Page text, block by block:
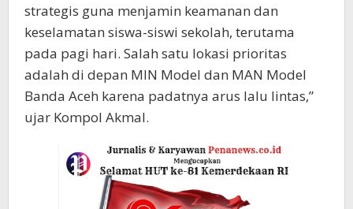
strategis guna menjamin keamanan dan
keselamatan siswa-siswi sekolah, terutama
pada pagi hari. Salah satu lokasi prioritas
adalah di depan MIN Model dan MAN Model
Banda Aceh karena padatnya arus lalu lintas,”
ujar Kompol Akmal.